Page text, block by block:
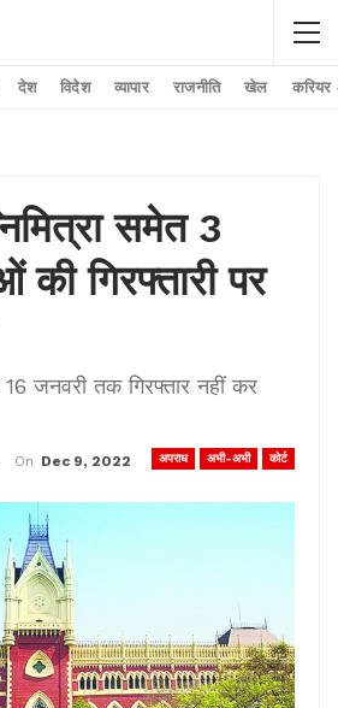
देश विदेश व्यापार राजनीति खेल करियर
समेत 3
गिरफ्तारी पर
जनवरी तक गिरफ्तार नहीं कर
अपराध अभी-अभी कोर्ट
On Dec 9, 2022